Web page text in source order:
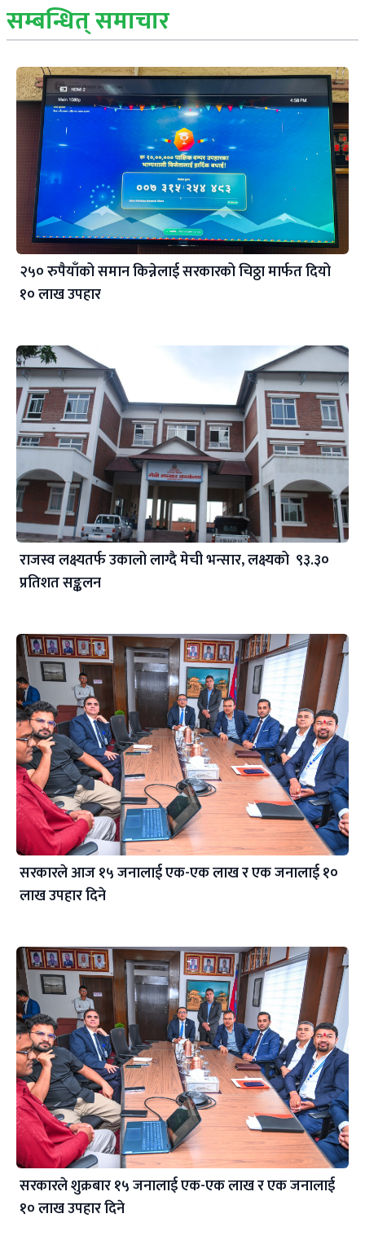
सम्बन्धित् समाचार
२५० रुपैयाँको समान किन्नेलाई सरकारको चिठ्ठा मार्फत दियो
१० लाख उपहार
राजस्व लक्ष्यतर्फ उकालो लाग्दै मेची भन्सार, लक्ष्यको ९३.३०
प्रतिशत सङ्कलन
सरकारले आज १५ जनालाई एक-एक लाख र एक जनालाई १०
लाख उपहार दिने
सरकारले शुक्रबार १५ जनालाई एक-एक लाख र एक जनालाई
१० लाख उपहार दिने